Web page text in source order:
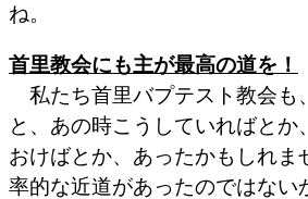
ね。
首里教会にも主が最高の道を！
私たち首里バプテスト教会も
と、あの時こうしていればとか
おけばとか、あったかもしれま
率的な近道があったのではない